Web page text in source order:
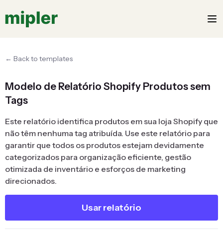
← Back to templates
Modelo de Relatório Shopify Produtos sem
Tags
Este relatório identifica produtos em sua loja Shopify que
não têm nenhuma tag atribuída. Use este relatório para
garantir que todos os produtos estejam devidamente
categorizados para organização eficiente, gestão
otimizada de inventário e esforços de marketing
direcionados.
Usar relatório